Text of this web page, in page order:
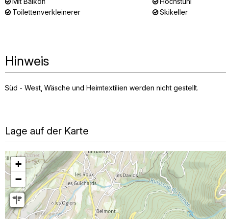
Toilettenverkleinerer
Skikeller
Hinweis
Süd - West Wäsche und Heimtextilien werden nicht gestellt
Lage auf der Karte
+
−